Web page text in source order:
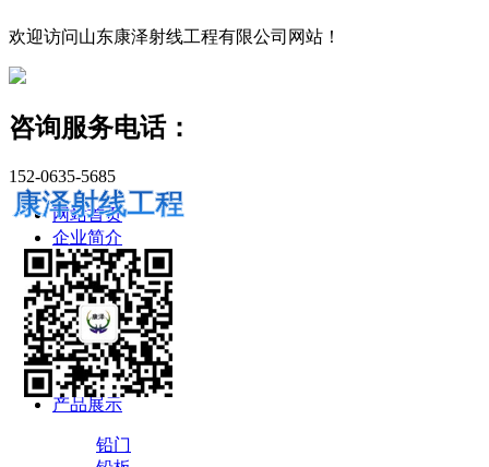
欢迎访问山东康泽射线工程有限公司网站！
咨询服务电话：
152-0635-5685
网站首页
企业简介
新闻资讯
公司新闻
专业知识
行业新闻
产品展示
铅门
康泽射线工程